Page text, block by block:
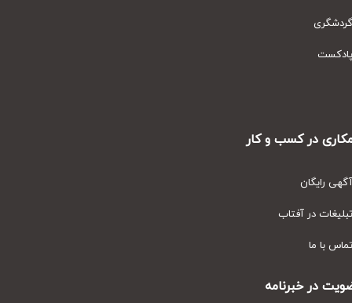
در کسب و کار
رایگان
در آفتاب
با ما
در خبرنامه